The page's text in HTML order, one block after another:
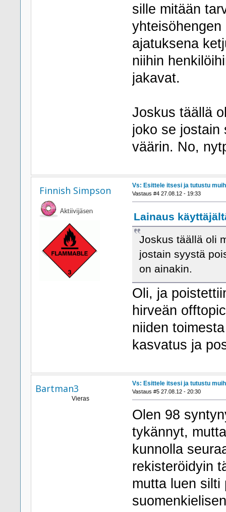
sille mitään
yhteisöhengen
ajatuksena
niihin
jakavat.
Joskus täällä
joko se jostain
väärin. No,
Finnish Simpson Vs: Esittele itsesi ja tutustu
Vastaus #4 27.08.12 - 19:33
Lainaus
Joskus täällä oli
jostain syystä
on ainakin.
Oli, ja
hirveän
niiden
kasvatus ja
Bartman3
Vieras
Vs: Esittele itsesi ja tutustu
Vastaus #5 27.08.12 - 20:30
Olen 98
tykännyt,
kunnolla
rekisteröidyin
mutta luen silti